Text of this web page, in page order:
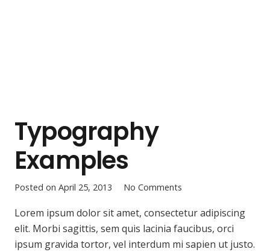
Typography
Examples
Posted on April 25, 2013 No Comments
Lorem ipsum dolor sit amet, consectetur adipiscing
elit. Morbi sagittis, sem quis lacinia faucibus, orci
ipsum gravida tortor, vel interdum mi sapien ut justo.